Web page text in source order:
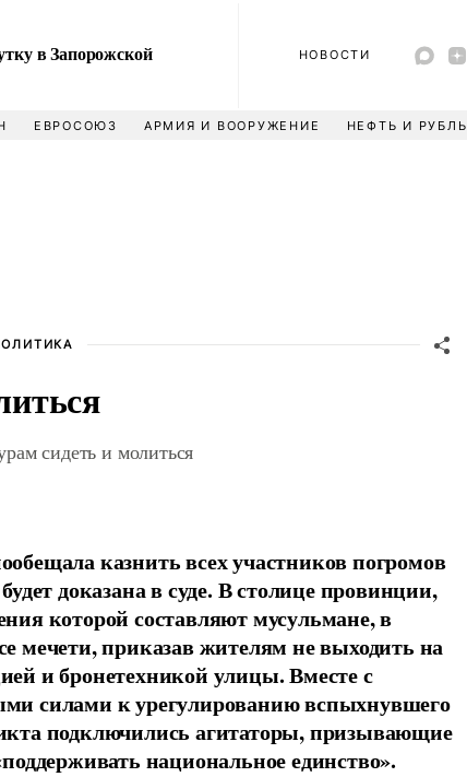
в Запорожской
НОВОСТИ
ЕВРОСОЮЗ АРМИЯ И ВООРУЖЕНИЕ НЕФТЬ И РУБЛЬ
сидеть и молиться
казнить всех участников погромов
доказана в суде. В столице провинции,
которой составляют мусульмане, в
мечети, приказав жителям не выходить на
и бронетехникой улицы. Вместе с
силами к урегулированию вспыхнувшего
подключились агитаторы, призывающие
национальное единство».